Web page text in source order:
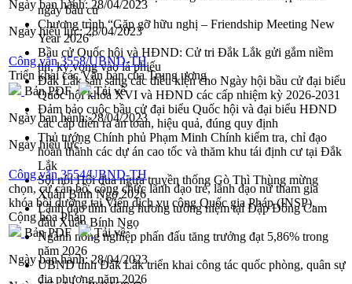
ngày bầu cử
Chương trình “Gặp gỡ hữu nghị – Friendship Meeting New
Year 2026”
Bầu cử Quốc hội và HĐND: Cử tri Đắk Lắk gửi gắm niềm
tin, kỳ vọng vào lá phiếu
Đắk Lắk sẵn sàng các điều kiện cho Ngày hội bầu cử đại biểu
Quốc hội khóa XVI và HĐND các cấp nhiệm kỳ 2026-2031
Đảm bảo cuộc bầu cử đại biểu Quốc hội và đại biểu HĐND
các cấp diễn ra an toàn, hiệu quả, đúng quy định
Thủ tướng Chính phủ Phạm Minh Chính kiểm tra, chỉ đạo
hoàn thành các dự án cao tốc và thăm khu tái định cư tại Đắk
Lắk
Sôi nổi Hội đua ngựa truyền thống Gò Thì Thùng mừng
Xuân Bính Ngọ 2026
Lãnh đạo tỉnh dâng hương tưởng niệm tại Đập Đồng Cam
đầu Xuân Bính Ngọ
Ngành nông nghiệp phấn đấu tăng trưởng đạt 5,86% trong
năm 2026
UBND tỉnh Đắk Lắk triển khai công tác quốc phòng, quân sự
địa phương năm 2026
Ngày ban hành:28/04/2023
Ngày hiệu lực:28/04/2023
Công văn 3558/UBND-TH
Triển khai các Văn bản của Trung ương
Bản PDF
Tải về
Ngày ban hành:28/04/2023
Ngày hiệu lực:
Công văn 3554/UBND-TH
chọn, cử cán bộ, công chức lãnh đạo trẻ, lãnh đạo nữ tham gia
khóa bồi dưỡng tại Viện dịch vụ công Quốc gia Pháp (INSP),
Cộng hòa Pháp
Bản PDF
Tải về
Ngày ban hành: 28/04/2023